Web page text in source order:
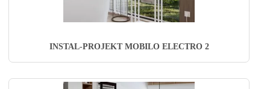
INSTAL-PROJEKT MOBILO ELECTRO 2